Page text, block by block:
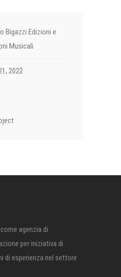
Bigazzi Edizioni e
Musicali
2022
agenzia di
per iniziativa di
di esperienza nel settore